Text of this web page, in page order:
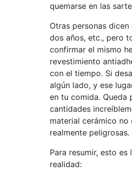
quemarse en las
Otras personas
dos años, etc., pero
confirmar el mismo
revestimiento
con el tiempo. Si
algún lado, y ese
en tu comida. Queda
cantidades
material cerámico
realmente peligrosas.
Para resumir, esto
realidad: